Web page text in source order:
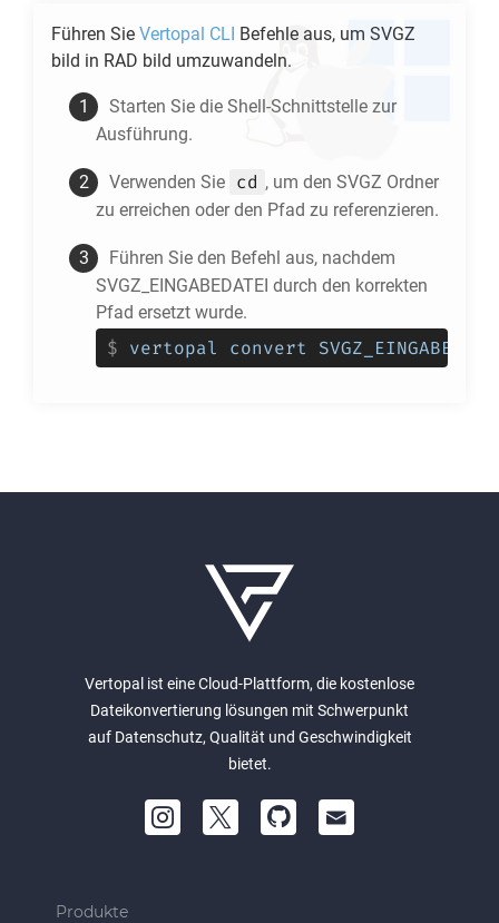
Führen Sie Vertopal CLI Befehle aus, um SVGZ
bild in RAD bild umzuwandeln.
Starten Sie die Shell-Schnittstelle zur
Ausführung.
Verwenden Sie cd , um den SVGZ Ordner
zu erreichen oder den Pfad zu referenzieren.
Führen Sie den Befehl aus, nachdem
SVGZ_EINGABEDATEI durch den korrekten
Pfad ersetzt wurde.
$ vertopal convert
Vertopal ist eine Cloud-Plattform, die kostenlose
Dateikonvertierung lösungen mit Schwerpunkt
auf Datenschutz, Qualität und Geschwindigkeit
bietet.
Produkte